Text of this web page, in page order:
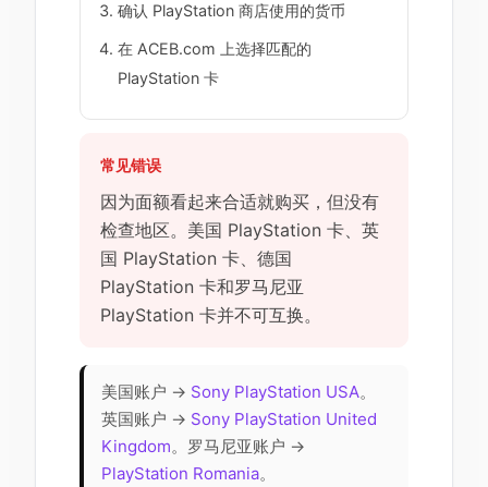
确认 PlayStation 商店使用的货币
在 ACEB.com 上选择匹配的
PlayStation 卡
常见错误
因为面额看起来合适就购买，但没有
检查地区。美国 PlayStation 卡、英
国 PlayStation 卡、德国
PlayStation 卡和罗马尼亚
PlayStation 卡并不可互换。
美国账户 → Sony PlayStation USA。
英国账户 → Sony PlayStation United
Kingdom。罗马尼亚账户 →
PlayStation Romania。